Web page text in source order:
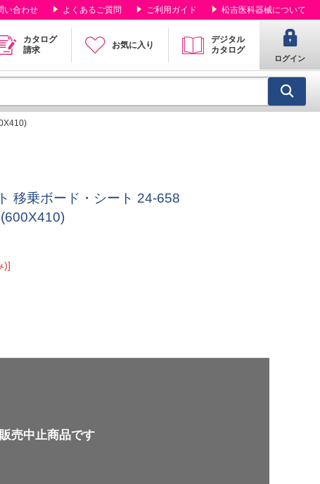
い合わせ よくあるご質問 ご利用ガイド 松吉医科器械について
カタログ
請求
お気に入り
デジタル
カタログ
ログイン
移乗ボード・シート 24-658
)]
販売中止商品です